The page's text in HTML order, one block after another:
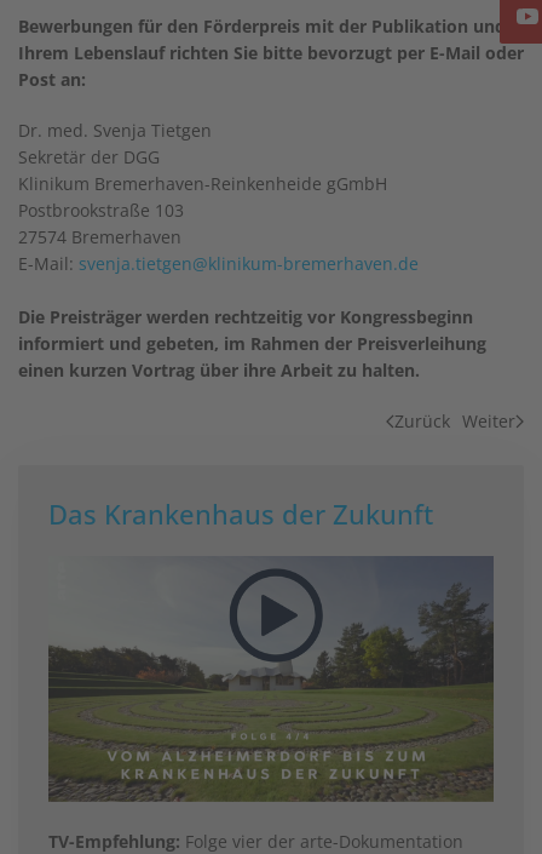
Bewerbungen für den Förderpreis mit der Publikation und
Ihrem Lebenslauf richten Sie bitte bevorzugt per E-Mail oder
Post an:
Dr. med. Svenja Tietgen
Sekretär der DGG
Klinikum Bremerhaven-Reinkenheide gGmbH
Postbrookstraße 103
27574 Bremerhaven
E-Mail: svenja.tietgen@klinikum-bremerhaven.de
Die Preisträger werden rechtzeitig vor Kongressbeginn
informiert und gebeten, im Rahmen der Preisverleihung
einen kurzen Vortrag über ihre Arbeit zu halten.
Zurück Weiter
Das Krankenhaus der Zukunft
TV-Empfehlung: Folge vier der arte-Dokumentation